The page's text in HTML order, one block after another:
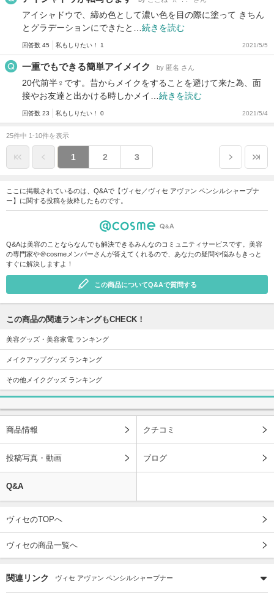
アイシャドウで、締め色として濃い色を目の際に塗って きちん
とグラデーションにできたと… 続きを読む
回答数 45 私もしりたい！ 1 2021/5/5
一重でもできる簡単アイメイク by 匿名 さん
20代前半♀です。昔からメイクをすることを避けて来た為、面
接やお友達と出かける時しかメイ… 続きを読む
回答数 23 私もしりたい！ 0 2021/5/4
25件中 1-10件を表示
1 2 3
ここに掲載されているのは、Q&Aで【ヴィセ／ヴィセ アヴァン ペンシルシャープナ
ー】に関する投稿を抜粋したものです。
Q&Aは美容のことならなんでも解決できるみんなのコミュニティサービスです。美容
の専門家や＠cosmeメンバーさんが答えてくれるので、あなたの疑問や悩みもきっと
すぐに解決しますよ！
この商品についてQ&Aで質問する
この商品の関連ランキングもCHECK！
美容グッズ・美容家電 ランキング
メイクアップグッズ ランキング
その他メイクグッズ ランキング
商品情報 クチコミ
投稿写真・動画 ブログ
Q&A
ヴィセのTOPへ
ヴィセの商品一覧へ
関連リンク ヴィセ アヴァン ペンシルシャープナー